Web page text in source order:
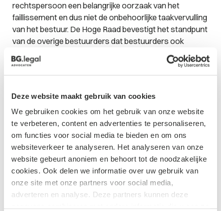
Deze website maakt gebruik van cookies
We gebruiken cookies om het gebruik van onze website
te verbeteren, content en advertenties te personaliseren,
om functies voor social media te bieden en om ons
websiteverkeer te analyseren. Het analyseren van onze
website gebeurt anoniem en behoort tot de noodzakelijke
cookies. Ook delen we informatie over uw gebruik van
onze site met onze partners voor social media,
adverteren en analyse. Deze partners kunnen deze
rechtspersoon een belangrijke oorzaak van het
faillissement en dus niet de onbehoorlijke taakvervulling
van het bestuur. De Hoge Raad bevestigt het standpunt
van de overige bestuurders dat bestuurders ook
handelingen van een andere bestuurder kunnen
aanvoeren als belangrijke oorzaak van het faillissement,
ook al vormen deze handelingen op zichzelf geen
Tot slot
Wordt u als bestuurder aansprakelijk gesteld door een
curator, laat u dan goed adviseren om te zien wat de
mogelijkheden zijn om het standpunt van de curator te
weerleggen. [1]Hoge Raad 9 juli 2021
ECLI:NL:HR:2021:1099